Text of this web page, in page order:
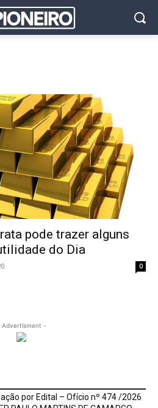
pode trazer alguns
do Dia
0
Advertisment -
por Edital – Ofício nº 474 /2026